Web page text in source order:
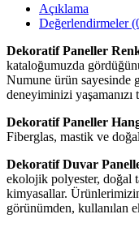
Açıklama
Değerlendirmeler
Dekoratif Paneller
kataloğumuzda
Numune ürün sayesinde
deneyiminizi
Dekoratif Paneller
Fiberglas, mastik ve
Dekoratif Duvar
ekolojik polyester, doğal
kimyasallar.
görünümden, kullanılan